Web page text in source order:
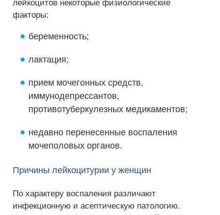
лейкоцитов некоторые физиологические
факторы:
беременность;
лактация;
прием мочегонных средств,
иммунодепрессантов,
противотуберкулезных медикаментов;
недавно перенесенные воспаления
мочеполовых органов.
Причины лейкоцитурии у женщин
По характеру воспаления различают
инфекционную и асептическую патологию.